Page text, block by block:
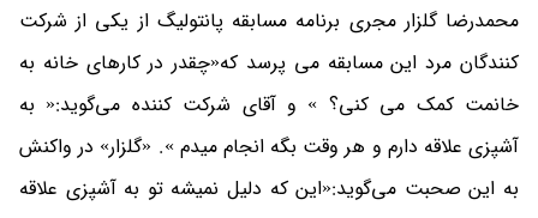
محمدرضا گلزار مجری برنامه مسابقه پانتولیگ از یکی از شرکت
کنندگان مرد این مسابقه می پرسد که«چقدر در کارهای خانه به
خانمت کمک می کنی؟ » و آقای شرکت کننده می‌گوید:« به
آشپزی علاقه دارم و هر وقت بگه انجام میدم ». «گلزار» در واکنش
به این صحبت می‌گوید:«این که دلیل نمیشه تو به آشپزی علاقه